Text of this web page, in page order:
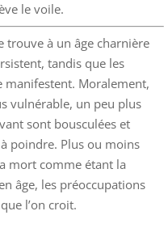
le voile.
trouve à un âge charnière
tandis que les
manifestent. Moralement,
vulnérable, un peu plus
sont bousculées et
poindre. Plus ou moins
mort comme étant la
âge, les préoccupations
l’on croit.